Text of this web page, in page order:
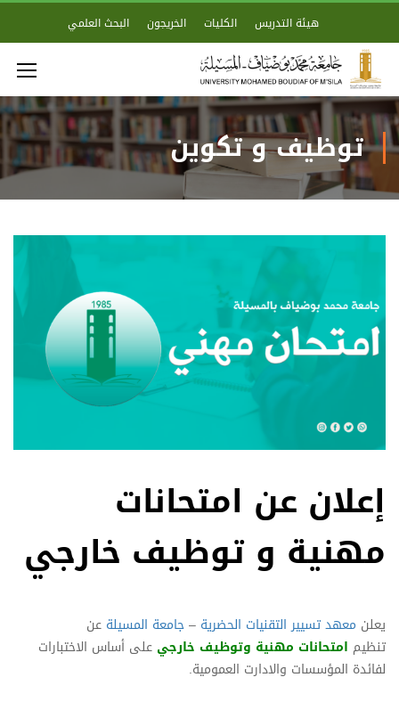
هيئة التدريس الكليات الخريجون البحث العلمي
توظيف و تكوين
إعلان عن امتحانات
مهنية و توظيف خارجي
يعلن معهد تسيير التقنيات الحضرية –جامعة المسيلة عن
تنظيم امتحانات مهنية وتوظيف خارجي على أساس الاختبارات
لفائدة المؤسسات والادارت العمومية.